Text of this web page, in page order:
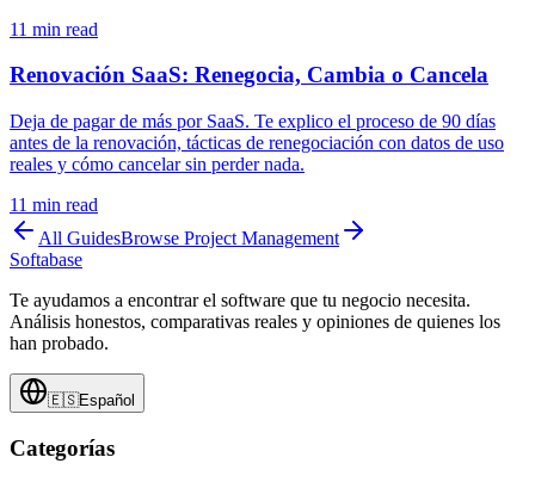
11 min read
Renovación SaaS: Renegocia, Cambia o Cancela
Deja de pagar de más por SaaS. Te explico el proceso de 90 días
antes de la renovación, tácticas de renegociación con datos de uso
reales y cómo cancelar sin perder nada.
11 min read
All GuidesBrowse Project Management
Softabase
Te ayudamos a encontrar el software que tu negocio necesita.
Análisis honestos, comparativas reales y opiniones de quienes los
han probado.
🇪🇸Español
Categorías